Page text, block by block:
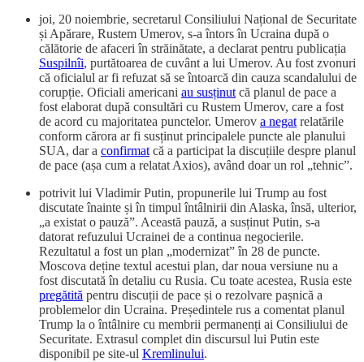
joi, 20 noiembrie, secretarul Consiliului Național de Securitate
și Apărare, Rustem Umerov, s-a întors în Ucraina după o
călătorie de afaceri în străinătate, a declarat pentru publicația
Suspilnîi, purtătoarea de cuvânt a lui Umerov. Au fost zvonuri
că oficialul ar fi refuzat să se întoarcă din cauza scandalului de
corupție. Oficiali americani au susținut că planul de pace a
fost elaborat după consultări cu Rustem Umerov, care a fost
de acord cu majoritatea punctelor. Umerov a negat relatările
conform cărora ar fi susținut principalele puncte ale planului
SUA, dar a confirmat că a participat la discuțiile despre planul
de pace (așa cum a relatat Axios), având doar un rol „tehnic”.
potrivit lui Vladimir Putin, propunerile lui Trump au fost
discutate înainte și în timpul întâlnirii din Alaska, însă, ulterior,
„a existat o pauză”. Această pauză, a susținut Putin, s-a
datorat refuzului Ucrainei de a continua negocierile.
Rezultatul a fost un plan „modernizat” în 28 de puncte.
Moscova deține textul acestui plan, dar noua versiune nu a
fost discutată în detaliu cu Rusia. Cu toate acestea, Rusia este
pregătită pentru discuții de pace și o rezolvare pașnică a
problemelor din Ucraina. Președintele rus a comentat planul
Trump la o întâlnire cu membrii permanenți ai Consiliului de
Securitate. Extrasul complet din discursul lui Putin este
disponibil pe site-ul Kremlinului.